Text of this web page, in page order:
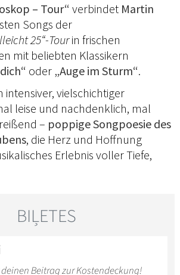
– Tour“ verbindet Martin
Songs der
25“-Tourin frischen
mit beliebten Klassikern
oder „Auge im Sturm“.
intensiver, vielschichtiger
leise und nachdenklich, mal
– poppige Songpoesie des
, die Herz und Hoffnung
Erlebnis voller Tiefe,